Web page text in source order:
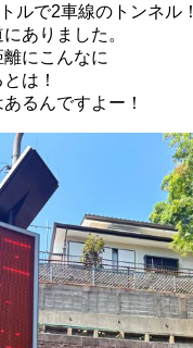
ルで2車線のトンネル！
ありました。
にこんなに
は！
るんですよー！